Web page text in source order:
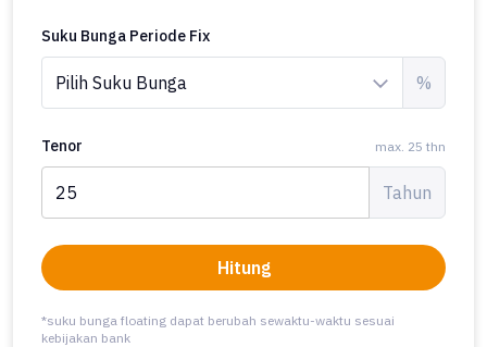
Suku Bunga Periode Fix
%
Tenor max. 25 thn
Tahun
Hitung
*suku bunga floating dapat berubah sewaktu-waktu sesuai
kebijakan bank